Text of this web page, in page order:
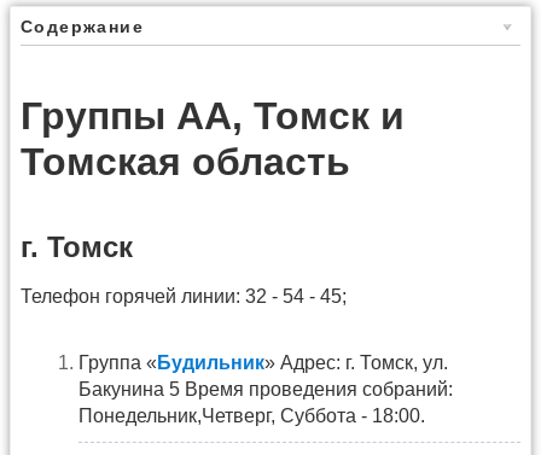
Содержание
Группы АА, Томск и
Томская область
г. Томск
Телефон горячей линии: 32 - 54 - 45;
Группа « Будильник» Адрес: г. Томск, ул.
Бакунина 5 Время проведения собраний:
Понедельник,Четверг, Суббота - 18:00.